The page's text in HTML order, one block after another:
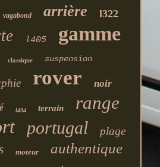
vagabond arrière l322
l405 gamme
classique suspension
rover noir
l494 terrain range
portugal plage
moteur authentique